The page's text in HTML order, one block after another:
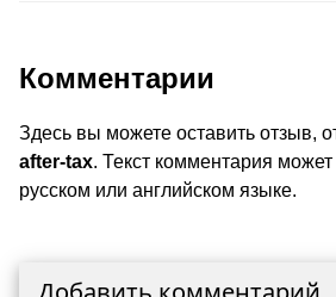
Комментарии
Здесь вы можете оставить отзыв,
after-tax. Текст комментария
русском или английском языке.